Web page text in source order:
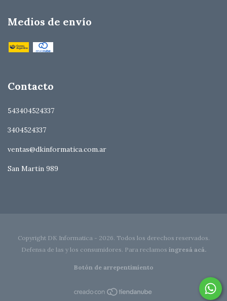
Medios de envío
Contacto
543404524337
3404524337
ventas@dkinformatica.com.ar
San Martin 989
Copyright DK Informatica - 2026. Todos los derechos reservados.
Defensa de las y los consumidores. Para reclamos ingresá acá.
Botón de arrepentimiento